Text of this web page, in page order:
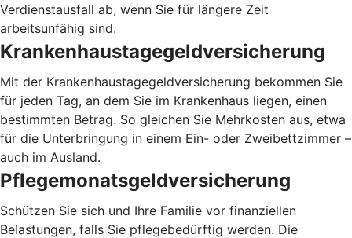
Verdienstausfall ab, wenn Sie für längere Zeit
arbeitsunfähig sind.
Krankenhaustagegeldversicherung
Mit der Krankenhaustagegeldversicherung bekommen Sie
für jeden Tag, an dem Sie im Krankenhaus liegen, einen
bestimmten Betrag. So gleichen Sie Mehrkosten aus, etwa
für die Unterbringung in einem Ein- oder Zweibettzimmer –
auch im Ausland.
Pflegemonatsgeldversicherung
Schützen Sie sich und Ihre Familie vor finanziellen
Belastungen, falls Sie pflegebedürftig werden. Die